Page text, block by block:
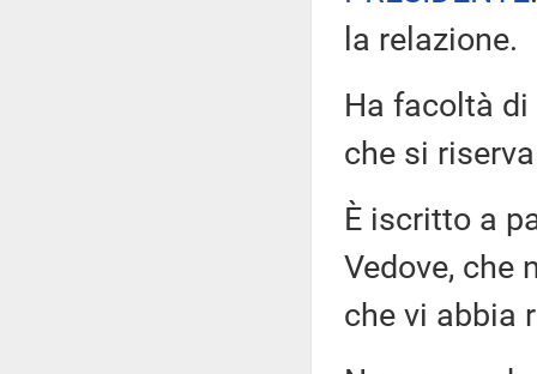
la relazione.
Ha facoltà di
che si
È iscritto a
Vedove, che
che vi abbia